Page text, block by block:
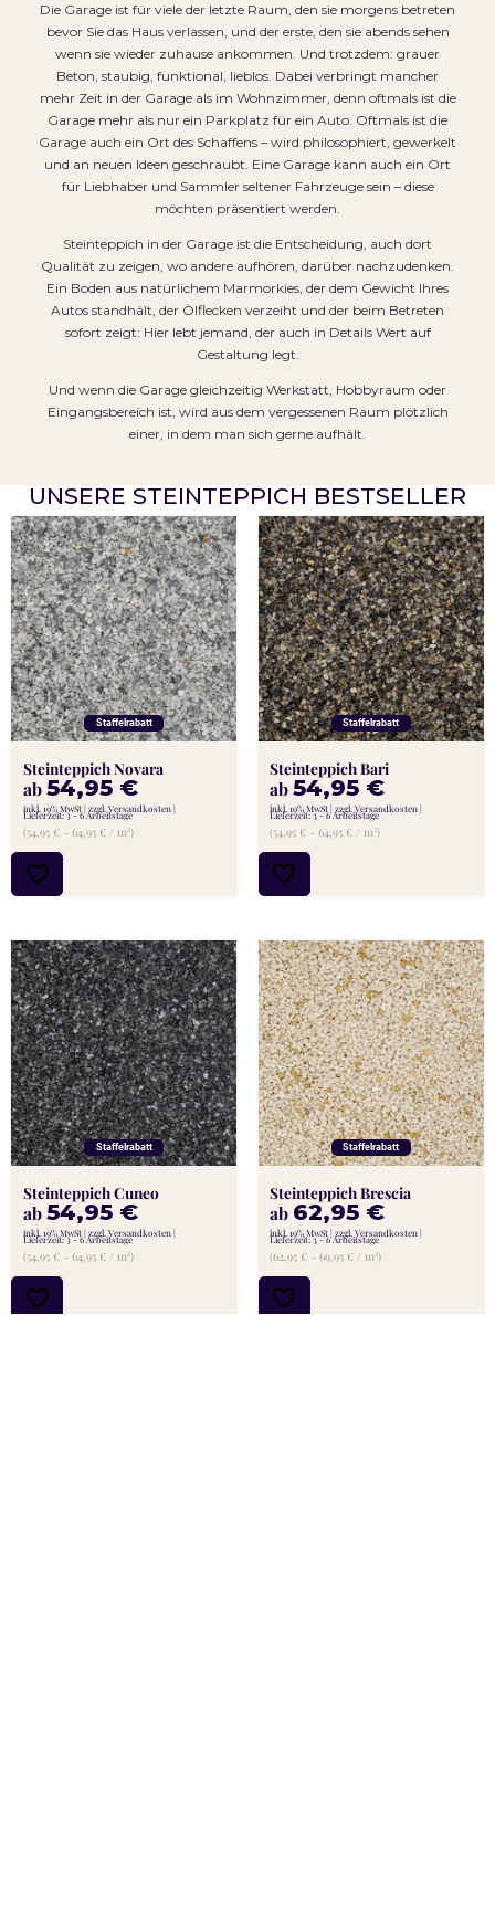
Die Garage ist für viele der letzte Raum, den sie morgens betreten
bevor Sie das Haus verlassen, und der erste, den sie abends sehen
wenn sie wieder zuhause ankommen. Und trotzdem: grauer
Beton, staubig, funktional, lieblos. Dabei verbringt mancher
mehr Zeit in der Garage als im Wohnzimmer, denn oftmals ist die
Garage mehr als nur ein Parkplatz für ein Auto. Oftmals ist die
Garage auch ein Ort des Schaffens – wird philosophiert, gewerkelt
und an neuen Ideen geschraubt. Eine Garage kann auch ein Ort
für Liebhaber und Sammler seltener Fahrzeuge sein – diese
möchten präsentiert werden.
Steinteppich in der Garage ist die Entscheidung, auch dort
Qualität zu zeigen, wo andere aufhören, darüber nachzudenken.
Ein Boden aus natürlichem Marmorkies, der dem Gewicht Ihres
Autos standhält, der Ölflecken verzeiht und der beim Betreten
sofort zeigt: Hier lebt jemand, der auch in Details Wert auf
Gestaltung legt.
Und wenn die Garage gleichzeitig Werkstatt, Hobbyraum oder
Eingangsbereich ist, wird aus dem vergessenen Raum plötzlich
einer, in dem man sich gerne aufhält.
UNSERE STEINTEPPICH BESTSELLER
Staffelrabatt
Steinteppich Novara
ab54,95 €
inkl. 19% MwSt zzgl. Versandkosten
Lieferzeit: 3 - 6 Arbeitstage
(54,95 € - 64,95 € / m²)
Staffelrabatt
Steinteppich Bari
ab54,95 €
inkl. 19% MwSt zzgl. Versandkosten
Lieferzeit: 3 - 6 Arbeitstage
(54,95 € - 64,95 € / m²)
Staffelrabatt
Steinteppich Cuneo
ab54,95 €
inkl. 19% MwSt zzgl. Versandkosten
Lieferzeit: 3 - 6 Arbeitstage
(54,95 € - 64,95 € / m²)
Staffelrabatt
Steinteppich Brescia
ab 62,95 €
inkl. 19% MwSt zzgl. Versandkosten
Lieferzeit: 3 - 6 Arbeitstage
(62,95 € - 69,95 € / m²)